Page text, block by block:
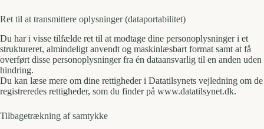
Ret til at transmittere oplysninger (dataportabilitet)
Du har i visse tilfælde ret til at modtage dine personoplysninger i et
struktureret, almindeligt anvendt og maskinlæsbart format samt at få
overført disse personoplysninger fra én dataansvarlig til en anden uden
hindring.
Du kan læse mere om dine rettigheder i Datatilsynets vejledning om de
registreredes rettigheder, som du finder på www.datatilsynet.dk.
Tilbagetrækning af samtykke